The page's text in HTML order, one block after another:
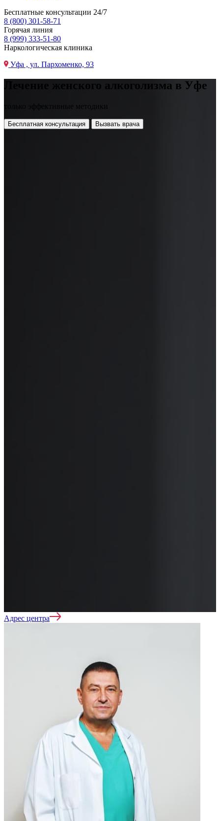
Бесплатные консультации 24/7
8 (800) 301-58-71
Горячая линия
8 (999) 333-51-80
Наркологическая клиника
Уфа , ул. Пархоменко, 93
Лечение женского алкоголизма в Уфе
только эффективные методики
Бесплатная консультация Вызвать врача
Адрес центра